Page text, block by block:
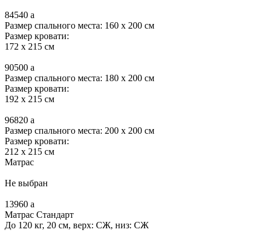
84540 a
Размер спального места: 160 x 200 см
Размер кровати:
172 x 215 см
90500 a
Размер спального места: 180 x 200 см
Размер кровати:
192 x 215 см
96820 a
Размер спального места: 200 x 200 см
Размер кровати:
212 x 215 см
Матрас
Не выбран
13960 a
Матрас Стандарт
До 120 кг, 20 см, верх: СЖ, низ: СЖ